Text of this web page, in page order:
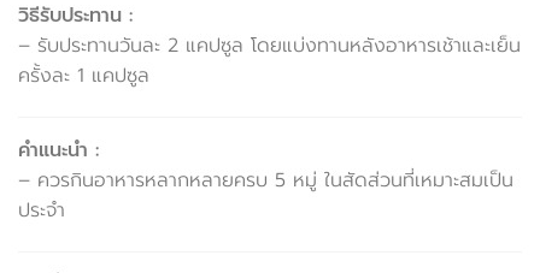
วิธีรับประทาน :
– รับประทานวันละ 2 แคปซูล โดยแบ่งทานหลังอาหารเช้าและเย็น
ครั้งละ 1 แคปซูล
คำแนะนำ :
– ควรกินอาหารหลากหลายครบ 5 หมู่ ในสัดส่วนที่เหมาะสมเป็น
ประจำ